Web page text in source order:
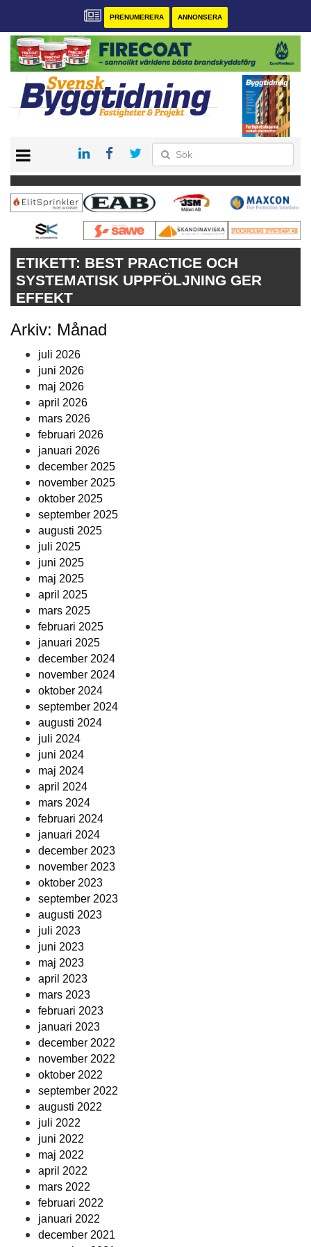
PRENUMERERA ANNONSERA
PRENUMERERA
VÅRA ANDRA MAGASIN
ANNONSERA
ETIKETT: BEST PRACTICE OCH
SYSTEMATISK UPPFÖLJNING GER
EFFEKT
Arkiv: Månad
juli 2026
juni 2026
maj 2026
april 2026
mars 2026
februari 2026
januari 2026
december 2025
november 2025
oktober 2025
september 2025
augusti 2025
juli 2025
juni 2025
maj 2025
april 2025
mars 2025
februari 2025
januari 2025
december 2024
november 2024
oktober 2024
september 2024
augusti 2024
juli 2024
juni 2024
maj 2024
april 2024
mars 2024
februari 2024
januari 2024
december 2023
november 2023
oktober 2023
september 2023
augusti 2023
juli 2023
juni 2023
maj 2023
april 2023
mars 2023
februari 2023
januari 2023
december 2022
november 2022
oktober 2022
september 2022
augusti 2022
juli 2022
juni 2022
maj 2022
april 2022
mars 2022
februari 2022
januari 2022
december 2021